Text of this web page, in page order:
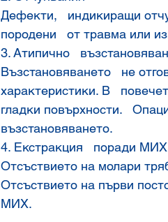
Дефекти,   индикиращи
породени   от травма или
3. Атипично
Възстановяването   не
характеристики. В
гладки повърхности.
възстановяването.
4. Екстракция   поради МИХ
Отсъствието на молари
Отсъствието на първи
МИХ.